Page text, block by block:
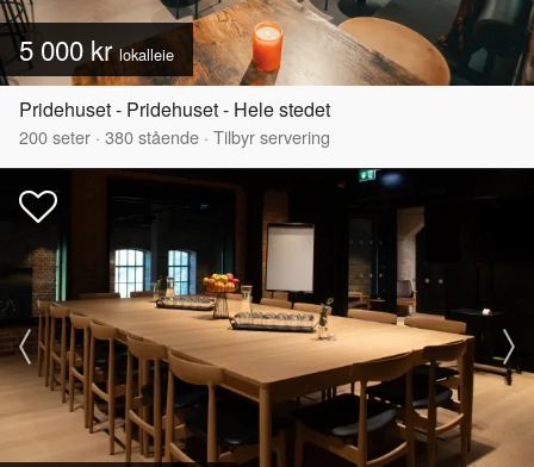
5 000 krlokalleie
Pridehuset - Pridehuset - Hele stedet
200seter · 380stående · Tilbyr servering